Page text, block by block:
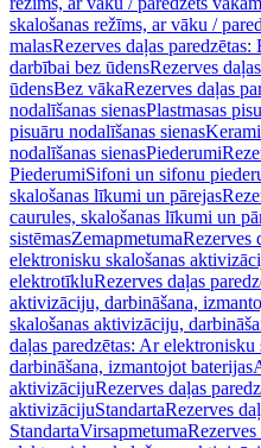
skalošanas režīms, ar vāku /
malasRezerves daļas paredzētas:
darbībai bez ūdensRezerves
ūdensBez vākaRezerves daļas
nodalīšanas sienasPlastmasas
pisuāru nodalīšanas sienas
nodalīšanas sienasPiederumi
PiederumiSifoni un sifonu
skalošanas līkumi un pārejas
caurules, skalošanas līkumi un
sistēmasZemapmetumaRezerves
elektronisku skalošanas
elektrotīkluRezerves daļas
aktivizāciju, darbināšana,
skalošanas aktivizāciju,
daļas paredzētas: Ar
darbināšana, izmantojot baterijas
aktivizācijuRezerves daļas
aktivizācijuStandartaRezerves
StandartaVirsapmetumaRezerves